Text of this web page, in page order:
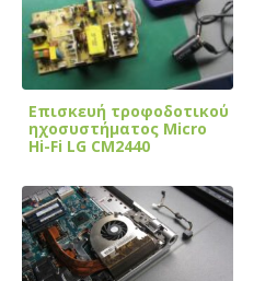
Επισκευή τροφοδοτικού
ηχοσυστήματος Micro
Hi-Fi LG CM2440